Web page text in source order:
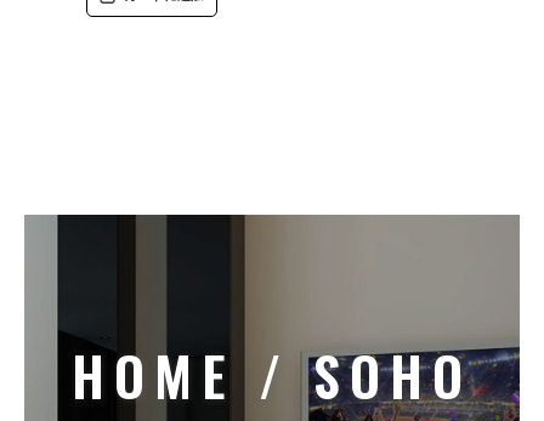
HOME / SOHO